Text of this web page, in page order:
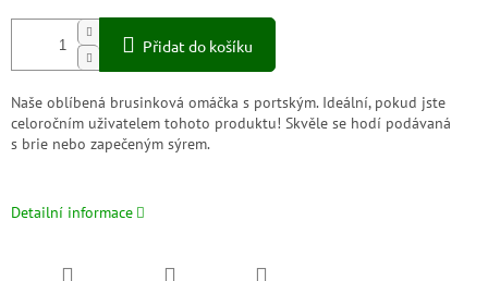
Přidat do košíku
Naše oblíbená brusinková omáčka s portským. Ideální, pokud jste
celoročním uživatelem tohoto produktu! Skvěle se hodí podávaná
s brie nebo zapečeným sýrem.
Detailní informace